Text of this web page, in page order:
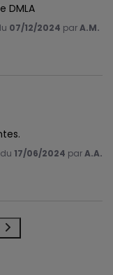
DMLA
07/12/2024 parA.M.
17/06/2024 parA.A.